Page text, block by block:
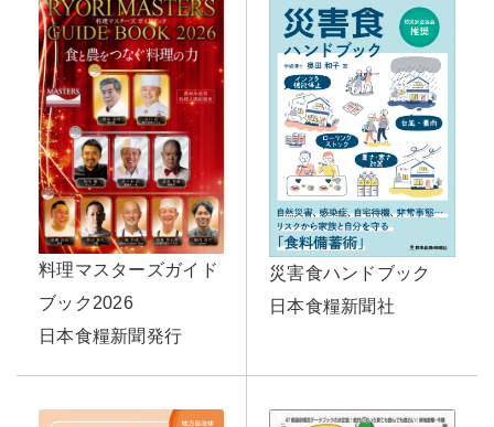
料理マスターズガイド
ブック2026
日本食糧新聞発行
災害食ハンドブック
日本食糧新聞社